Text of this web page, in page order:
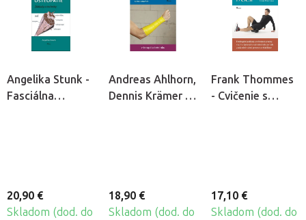
Angelika Stunk -
Fasciálna
20,90 €
Skladom (dod. do
Andreas Ahlhorn,
Dennis Krämer -
18,90 €
Skladom (dod. do
Frank Thommes
- Cvičenie s
17,10 €
Skladom (dod. do